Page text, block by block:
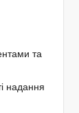
та
надання